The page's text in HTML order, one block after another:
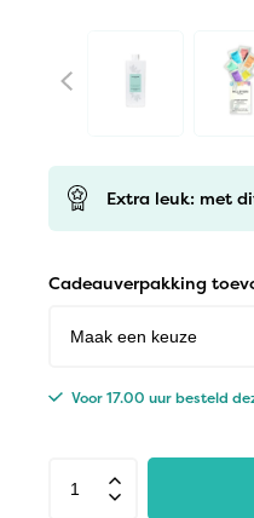
Extra leuk: met
Cadeauverpakking
Voor 17.00 uur besteld